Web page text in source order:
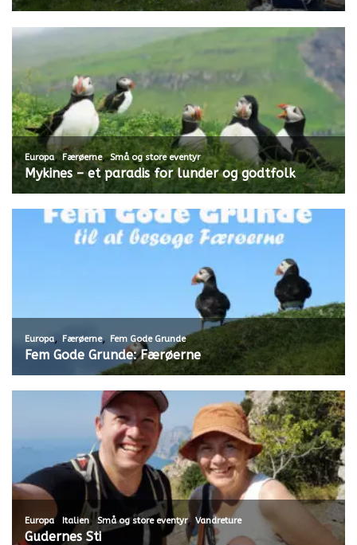
Europa,Færøerne,Små og store eventyr
Mykines – et paradis for lunder og godtfolk
Europa, Færøerne, Fem Gode Grunde
Fem Gode Grunde: Færøerne
Europa, Italien,Små og store eventyr, Vandreture
Gudernes Sti